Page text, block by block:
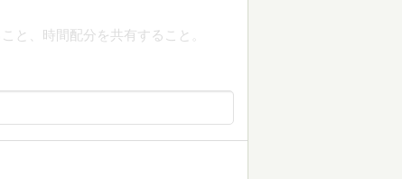
と、時間配分を共有すること。